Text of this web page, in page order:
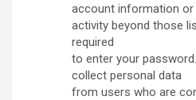
account information
activity beyond those
required
to enter your
collect personal data
from users who are